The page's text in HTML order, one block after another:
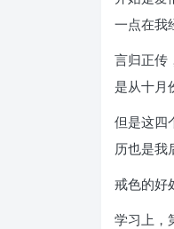
一点在我
言归正传
是从十月
但是这四
历也是我
戒色的好
学习上，